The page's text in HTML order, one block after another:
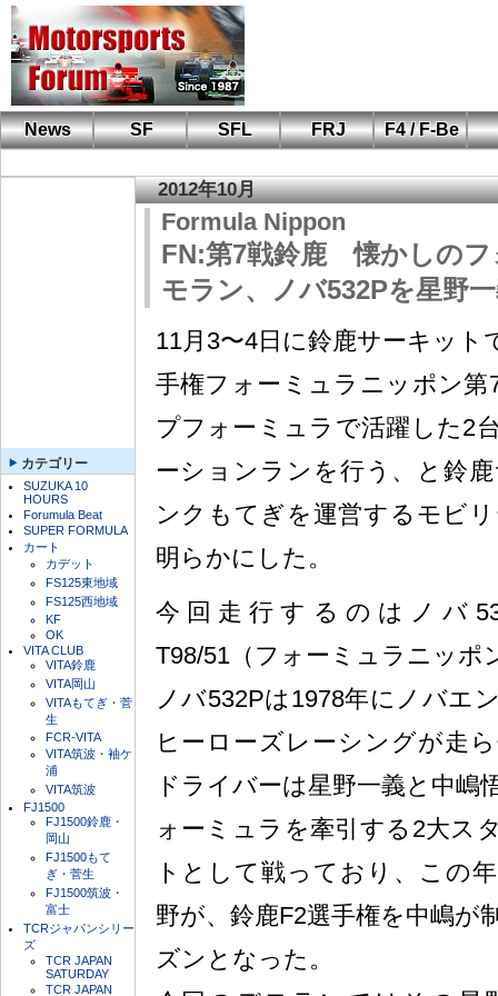
News SF SFL FRJ
F4 / F-Be
カテゴリー
SUZUKA 10
HOURS
Forumula Beat
SUPER FORMULA
カート
カデット
FS125東地域
FS125西地域
KF
OK
VITA CLUB
VITA鈴鹿
VITA岡山
VITAもてぎ・菅
生
FCR-VITA
VITA筑波・袖ケ
浦
VITA筑波
FJ1500
FJ1500鈴鹿・
岡山
FJ1500もて
ぎ・菅生
FJ1500筑波・
富士
TCRジャパンシリー
ズ
TCR JAPAN
SATURDAY
TCR JAPAN
2012年10月
Formula Nippon
FN:第7戦鈴鹿 懐かしのフ
モラン、ノバ532Pを星野
11月3〜4日に鈴鹿サーキット
手権フォーミュラニッポン
プフォーミュラで活躍した2
ーションランを行う、と鈴
ンクもてぎを運営するモビ
明らかにした。
今回走行するのはノバ
T98/51（フォーミュラニッポ
ノバ532Pは1978年にノバエ
ヒーローズレーシングが走
ドライバーは星野一義と中嶋
ォーミュラを牽引する2大ス
トとして戦っており、この
野が、鈴鹿F2選手権を中嶋が
ズンとなった。